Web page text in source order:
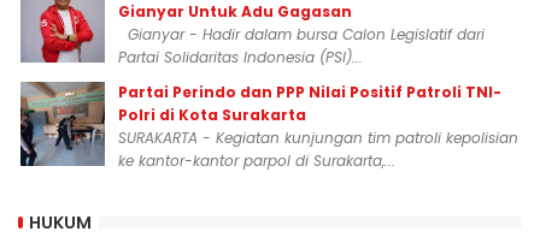
Gianyar Untuk Adu Gagasan
Gianyar - Hadir dalam bursa Calon Legislatif dari
Partai Solidaritas Indonesia (PSI)...
Partai Perindo dan PPP Nilai Positif Patroli TNI-
Polri di Kota Surakarta
SURAKARTA - Kegiatan kunjungan tim patroli kepolisian
ke kantor-kantor parpol di Surakarta,...
HUKUM